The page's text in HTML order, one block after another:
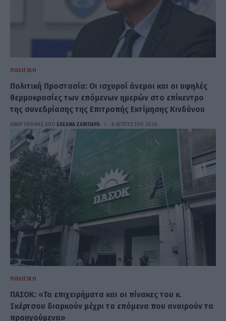
ΠΟΛΙΤΙΚΉ
Πολιτική Προστασία: Οι ισχυροί άνεμοι και οι υψηλές
θερμοκρασίες των επόμενων ημερών στο επίκεντρο
της συνεδρίασης της Επιτροπής Εκτίμησης Κινδύνου
ΑΝΑΡΤΗΘΗΚΕ ΑΠΟ ΕΛΕΑΝΑ ΖΑΜΠΑΡΑ 8 ΑΥΓΟΎΣΤΟΥ 2026
ΠΟΛΙΤΙΚΉ
ΠΑΣΟΚ: «Τα επιχειρήματα και οι πίνακες του κ.
Σκέρτσου διαρκούν μέχρι τα επόμενα που αναιρούν τα
προηγούμενα»